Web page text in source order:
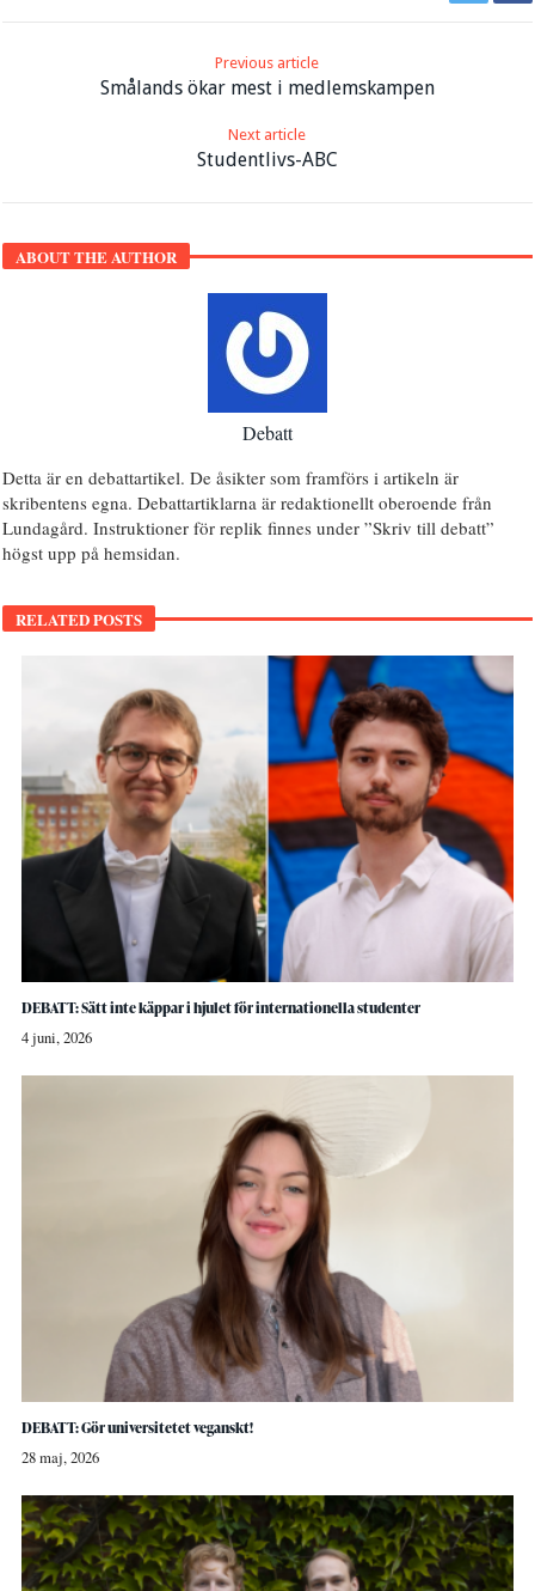
Previous article
Smålands ökar mest i medlemskampen
Next article
Studentlivs-ABC
ABOUT THE AUTHOR
Debatt
Detta är en debattartikel. De åsikter som framförs i artikeln är
skribentens egna. Debattartiklarna är redaktionellt oberoende från
Lundagård. Instruktioner för replik finnes under ”Skriv till debatt”
högst upp på hemsidan.
RELATED POSTS
DEBATT: Sätt inte käppar i hjulet för internationella studenter
4 juni, 2026
DEBATT: Gör universitetet veganskt!
28 maj, 2026